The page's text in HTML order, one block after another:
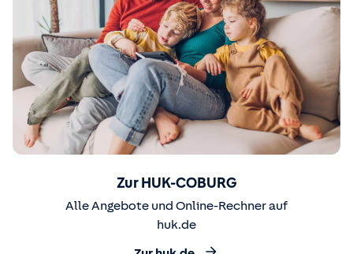
Zur HUK-COBURG
Alle Angebote und Online-Rechner auf
huk.de